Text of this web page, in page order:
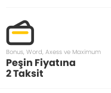
Bonus, Word, Axess ve Maximum
Peşin Fiyatına
2 Taksit